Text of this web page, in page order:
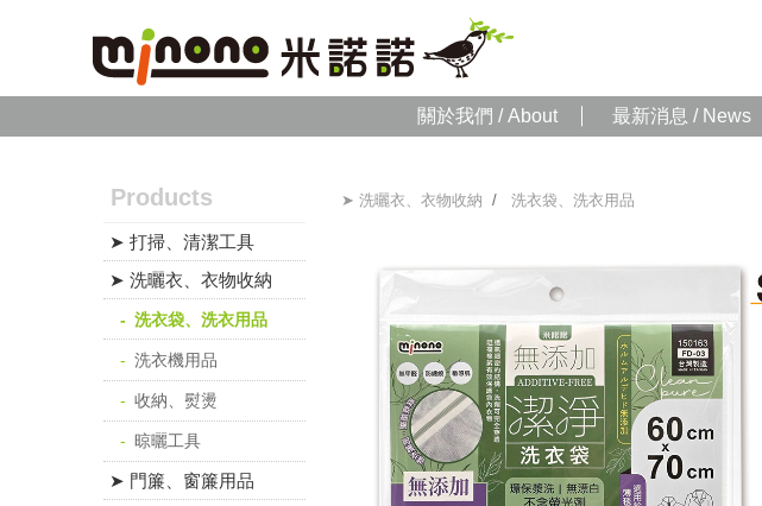
關於我們 / About 最新消息 / News
Products
➤ 打掃、清潔工具
➤ 洗曬衣、衣物收納
洗衣袋、洗衣用品
洗衣機用品
收納、熨燙
晾曬工具
➤ 門簾、窗簾用品
➤ 洗曬衣、衣物收納 / 洗衣袋、洗衣用品